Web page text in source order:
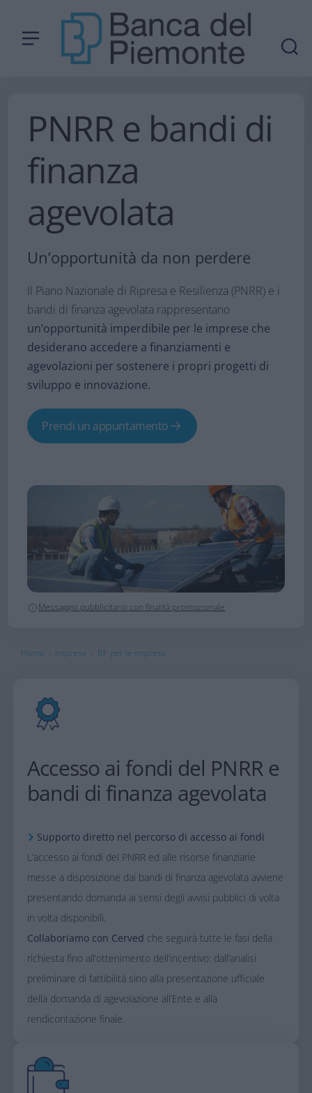
PNRR e bandi di
finanza
agevolata
Un’opportunità da non perdere​
Il Piano Nazionale di Ripresa e Resilienza (PNRR) e i
bandi di finanza agevolata rappresentano
un’opportunità imperdibile per le imprese che
desiderano accedere a finanziamenti e
agevolazioni per sostenere i propri progetti di
sviluppo e innovazione.
Prendi un appuntamento
Messaggio pubblicitario con finalità promozionale
Home › Imprese › BP per le imprese
Accesso ai fondi del PNRR e
bandi di finanza agevolata​
Supporto diretto nel percorso di accesso ai fondi​
L’accesso ai fondi del PNRR ed alle risorse finanziarie
messe a disposizione dai bandi di finanza agevolata avviene
presentando domanda ai sensi degli avvisi pubblici di volta
in volta disponibili.
Collaboriamo con Cerved che seguirà tutte le fasi della
richiesta fino all’ottenimento dell’incentivo: dall’analisi
preliminare di fattibilità sino alla presentazione ufficiale
della domanda di agevolazione all’Ente e alla
rendicontazione finale.​